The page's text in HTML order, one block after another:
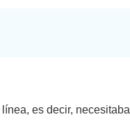
es decir, necesitaba